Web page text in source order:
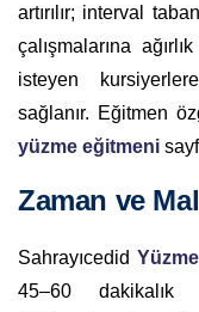
artırılır; interval
çalışmalarına
isteyen
sağlanır. Eğitmen
yüzme eğitmeni
Zaman ve
Sahrayıcedid
45–60 dakikalık